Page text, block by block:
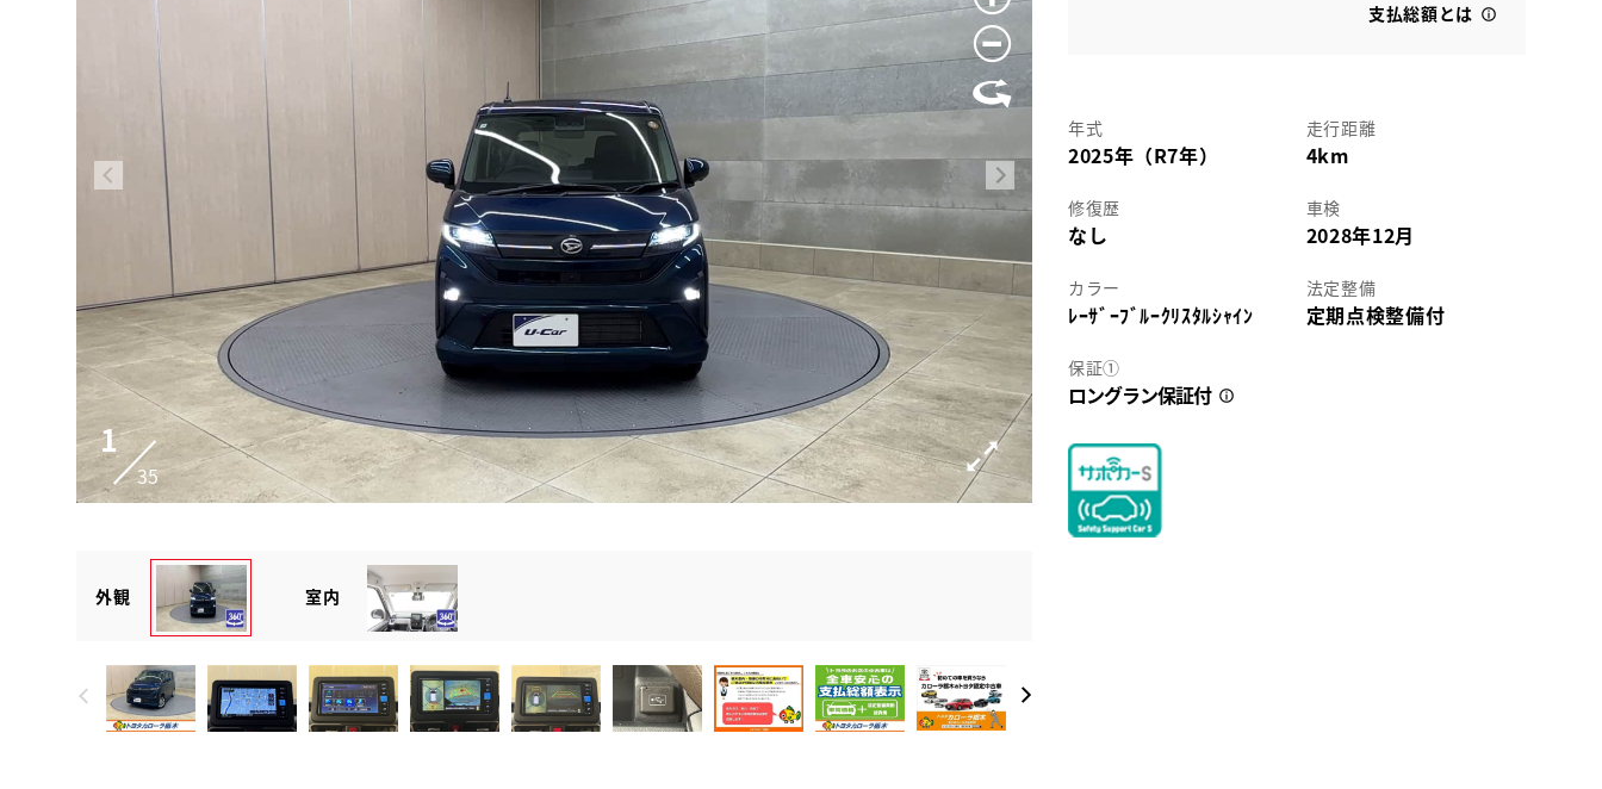
1
35
2
35
外観 室内
支払総額とは
年式
2025年（R7年）
走行距離
4km
修復歴
なし
車検
2028年12月
カラー
ﾚｰｻﾞｰﾌﾞﾙｰｸﾘｽﾀﾙｼｬｲﾝ
法定整備
定期点検整備付
保証①
ロングラン保証付